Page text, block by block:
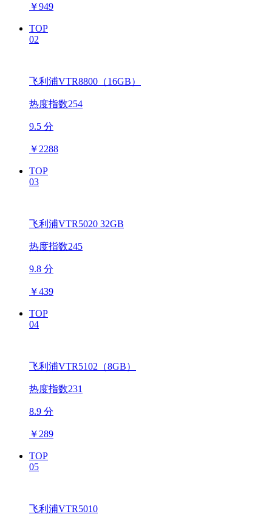
￥949
TOP
02
飞利浦VTR8800（16GB）
热度指数254
9.5 分
￥ 2288
TOP
03
飞利浦VTR5020 32GB
热度指数245
9.8 分
￥439
TOP
04
飞利浦VTR5102（8GB）
热度指数231
8.9 分
￥ 289
TOP
05
飞利浦VTR5010